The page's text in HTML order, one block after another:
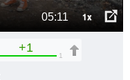
05:11 1x
+1
1